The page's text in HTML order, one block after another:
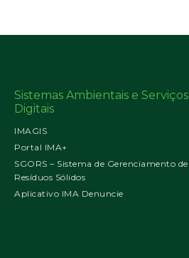
Sistemas Ambientais e Serviços
Digitais
IMAGIS
Portal IMA+
SGORS – Sistema de Gerenciamento de
Resíduos Sólidos
Aplicativo IMA Denuncie